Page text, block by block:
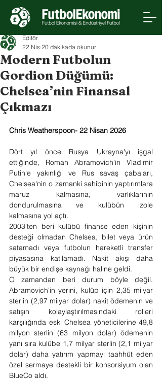
Modern Futbolun
Gordion Düğümü:
Chelsea’nin Finansal
Çıkmazı
Editör
22 Nis 20 dakikada okunur
Chris Weatherspoon- 22 Nisan 2026
Dört yıl önce Rusya Ukrayna'yı işgal
ettiğinde, Roman Abramovich'in Vladimir
Putin'e yakınlığı ve Rus savaş çabaları,
Chelsea'nin o zamanki sahibinin yaptırımlara
maruz kalmasına, varlıklarının
dondurulmasına ve kulübün izole
kalmasına yol açtı.
2003'ten beri kulübü finanse eden kişinin
desteği olmadan Chelsea, bilet veya ürün
satamadı veya futbolun hareketli transfer
piyasasına katılamadı. Nakit akışı daha
büyük bir endişe kaynağı haline geldi.
O zamandan beri durum böyle değil.
Abramovich'in yerini, kulüp için 2,35 milyar
sterlin (2,97 milyar dolar) nakit ödemenin ve
satışın kolaylaştırılmasındaki rolleri
karşılığında eski Chelsea yöneticilerine 49,8
milyon sterlin (63 milyon dolar) ödemenin
yanı sıra kulübe 1,7 milyar sterlin (2,1 milyar
dolar) daha yatırım yapmayı taahhüt eden
özel sermaye destekli bir konsorsiyum olan
BlueCo aldı.